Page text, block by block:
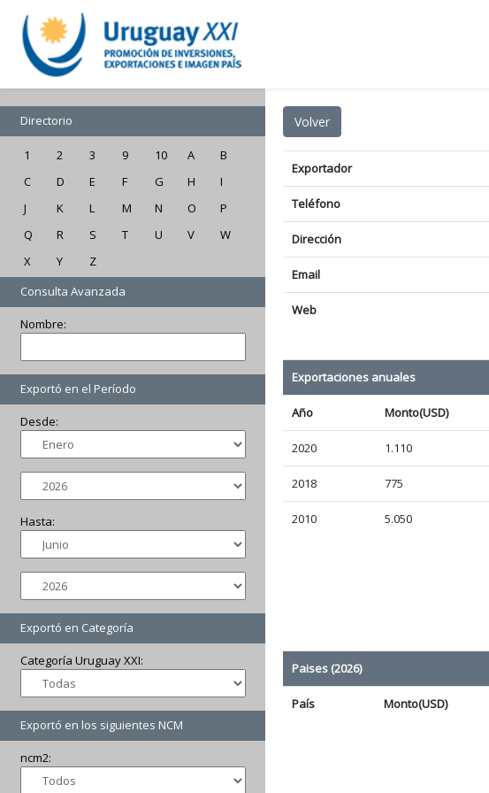
Directorio
1 2 3 9 10 A
B
C
D E F G H
I
J
K L M N O
P
Q
R S T U V
W
X
Y
Z
Consulta Avanzada
Nombre:
Exportó en el Período
Desde:
Hasta:
Exportó en Categoría
Categoría Uruguay XXI:
Exportó en los siguientes NCM
ncm2:
Exportador
Teléfono
Dirección
Email
Web
Exportaciones anuales
Año Monto(USD)
2020 1.110
2018 775
2010 5.050
Paises (2026)
País Monto(USD)